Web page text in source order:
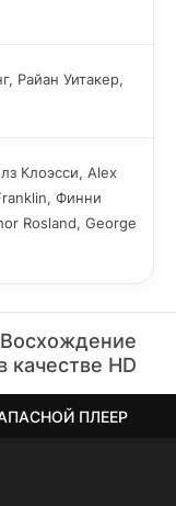
Райан Уитакер,
Клоэсси, Alex
Финни
Rosland, George
HD
ПЛЕЕР